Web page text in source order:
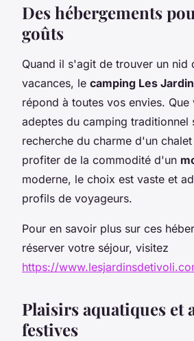
Des hébergements
goûts
Quand il s'agit de trouver un nid
vacances, le camping Les
répond à toutes vos envies. Que
adeptes du camping traditionnel
recherche du charme d'un
profiter de la commodité d'un
moderne, le choix est vaste et
profils de voyageurs.
Pour en savoir plus sur ces
réserver votre séjour, visitez
https://
Plaisirs aquatiques et
festives